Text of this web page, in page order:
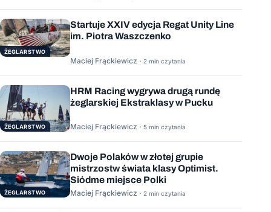
ŻEGLARSTWO
Startuje XXIV edycja Regat Unity Line
im. Piotra Waszczenko
Maciej Frąckiewicz · 2 min czytania
ŻEGLARSTWO
HRM Racing wygrywa drugą rundę
żeglarskiej Ekstraklasy w Pucku
Maciej Frąckiewicz · 5 min czytania
ŻEGLARSTWO
Dwoje Polaków w złotej grupie
mistrzostw świata klasy Optimist.
Siódme miejsce Polki
Maciej Frąckiewicz · 2 min czytania